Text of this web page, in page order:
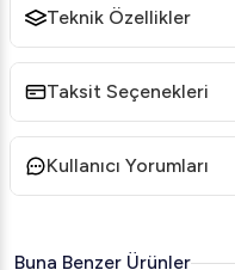
Soğutma:
Boyutlar:Net
ölçüleri - 75x135x145
Ağırlık:Net 300 kg,
Hacim:1.5 m³
Taşınabilirlik:
Teknik Özellikler
Taksit Seçenekleri
Kullanıcı Yorumları
Buna Benzer Ürünler